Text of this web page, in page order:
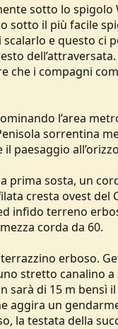
sotto lo
il più facile
e questo ci
che i compagni
l’area
sorrentina
paesaggio
prima sosta, un
cresta ovest
infido terreno
corda da 60.
erboso.
stretto canalino
sarà di 15 m bensì
aggira un
la testata della